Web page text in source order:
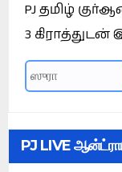
PJ தமிழ்
3 கிராத்துடன்
PJ LIVE